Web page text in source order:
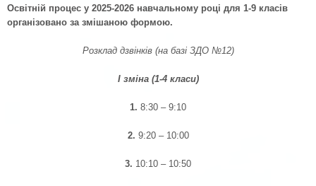
Освітній процес у 2025-2026 навчальному році для 1-9 класів
організовано за змішаною формою.
Розклад дзвінків (на базі ЗДО №12)
І зміна (1-4 класи)
1. 8:30 – 9:10
2. 9:20 – 10:00
3. 10:10 – 10:50